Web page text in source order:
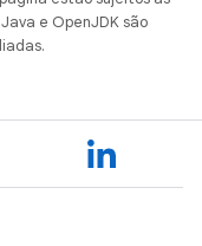
Java e OpenJDK são